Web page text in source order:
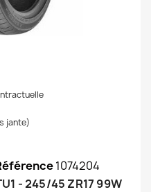
jante)
1074204
- 245/45 ZR17 99W